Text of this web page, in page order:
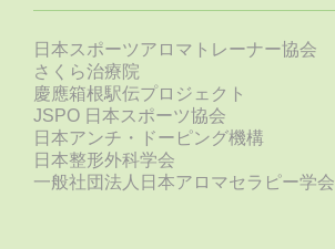
日本スポーツアロマトレーナー協会
さくら治療院
慶應箱根駅伝プロジェクト
JSPO 日本スポーツ協会
日本アンチ・ドーピング機構
日本整形外科学会
一般社団法人日本アロマセラピー学会